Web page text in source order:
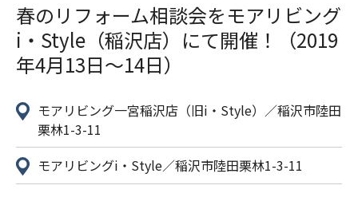
春のリフォーム相談会をモアリビング
i・Style（稲沢店）にて開催！（2019
年4月13日〜14日）
モアリビング一宮稲沢店（旧i・Style）／稲沢市陸田
栗林1-3-11
モアリビングi・Style／稲沢市陸田栗林1-3-11